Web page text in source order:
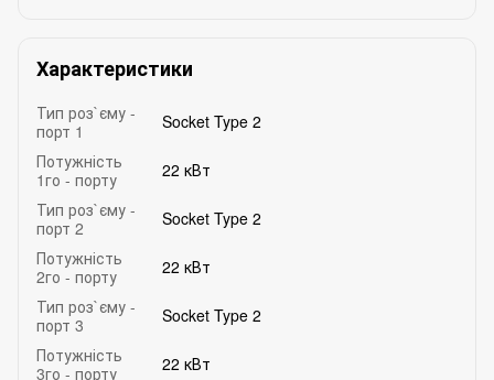
Характеристики
Тип роз`єму -
порт 1
Socket Type 2
Потужність
1го - порту
22 кВт
Тип роз`єму -
порт 2
Socket Type 2
Потужність
2го - порту
22 кВт
Тип роз`єму -
порт 3
Socket Type 2
Потужність
3го - порту
22 кВт